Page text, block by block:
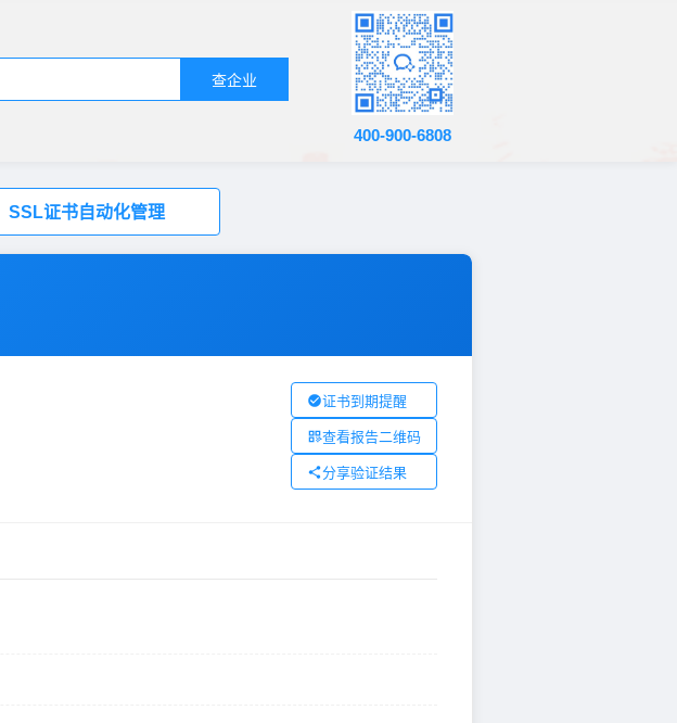
查企业
400-900-6808
SSL证书自动化管理
证书到期提醒
查看报告二维码
分享验证结果